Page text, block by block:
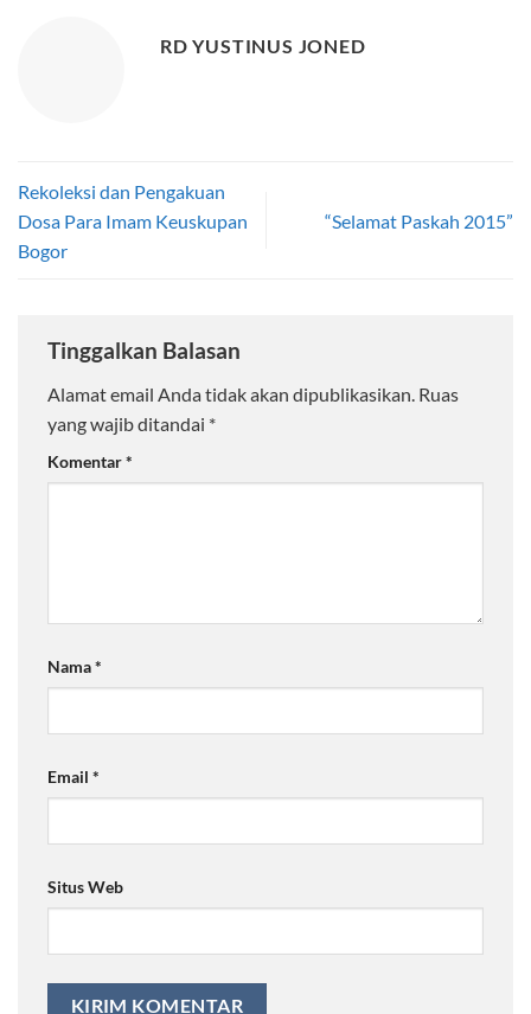
RD YUSTINUS JONED
Rekoleksi dan Pengakuan
Dosa Para Imam Keuskupan
Bogor
“Selamat Paskah 2015”
Tinggalkan Balasan
Alamat email Anda tidak akan dipublikasikan. Ruas
yang wajib ditandai *
Komentar*
Nama*
Email *
Situs Web